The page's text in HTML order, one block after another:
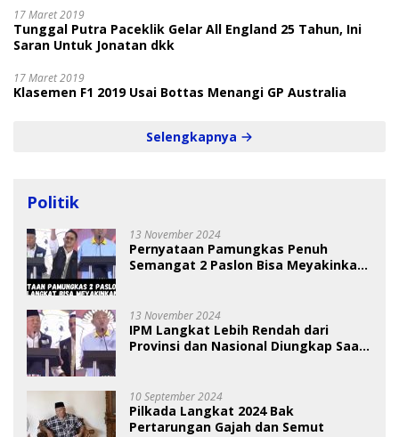
17 Maret 2019
Tunggal Putra Paceklik Gelar All England 25 Tahun, Ini
Saran Untuk Jonatan dkk
17 Maret 2019
Klasemen F1 2019 Usai Bottas Menangi GP Australia
Selengkapnya
Politik
13 November 2024
Pernyataan Pamungkas Penuh
Semangat 2 Paslon Bisa Meyakinkan
13 November 2024
IPM Langkat Lebih Rendah dari
Provinsi dan Nasional Diungkap Saat
10 September 2024
Pilkada Langkat 2024 Bak
Pertarungan Gajah dan Semut